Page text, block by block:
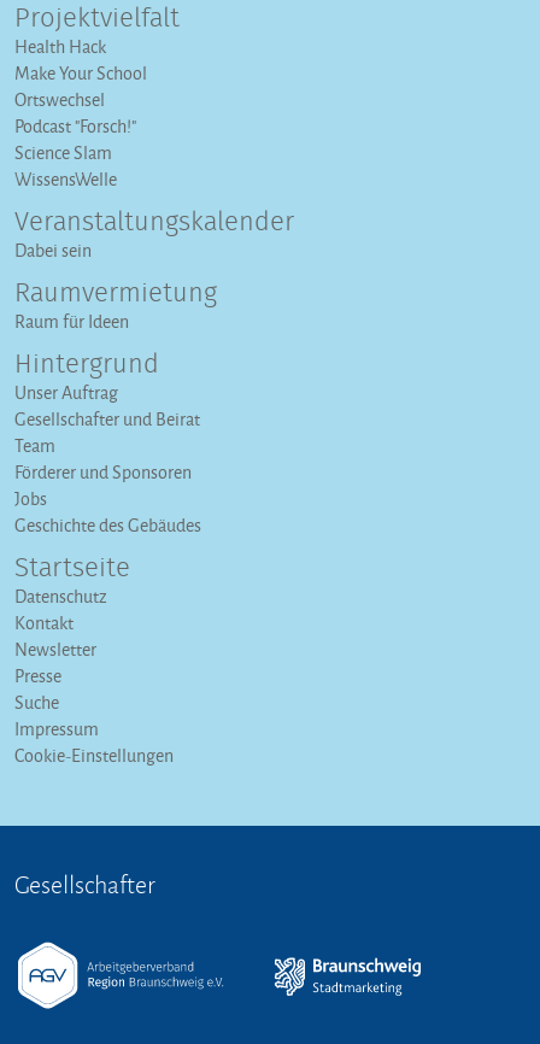
Projektvielfalt
Health Hack
Make Your School
Ortswechsel
Podcast "Forsch!"
Science Slam
WissensWelle
Veranstaltungs­kalender
Dabei sein
Raumvermietung
Raum für Ideen
Hintergrund
Unser Auftrag
Gesellschafter und Beirat
Team
Förderer und Sponsoren
Jobs
Geschichte des Gebäudes
Startseite
Datenschutz
Kontakt
Newsletter
Presse
Suche
Impressum
Cookie-Einstellungen
Gesellschafter